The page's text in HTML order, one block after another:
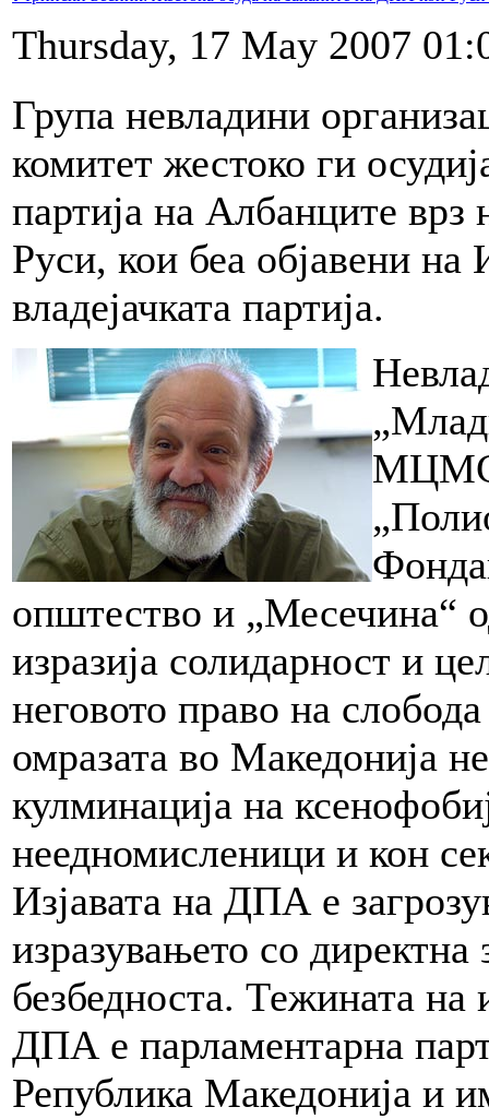
Thursday, 17 May 2007
Група невладини
комитет жестоко ги
партија на Албанците
Руси, кои беа објавени на
владејачката партија.
МЦМС,
општество и „Месечина“
изразија солидарност и
неговото право на
омразата во Македонија
кулминација на
неедномисленици и кон
Изјавата на ДПА е
изразувањето со директна
безбедноста. Тежината на
ДПА е парламентарна
Република Македонија и